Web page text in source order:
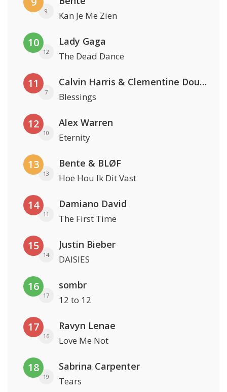
9 Kan Je Me Zien
10
12
Lady Gaga
The Dead Dance
11
7
Calvin Harris & Clementine Douglas
Blessings
12
10
Alex Warren
Eternity
13
13
Bente & BLØF
Hoe Hou Ik Dit Vast
14
11
Damiano David
The First Time
15
14
Justin Bieber
DAISIES
16
17
sombr
12 to 12
17
16
Ravyn Lenae
Love Me Not
18
19
Sabrina Carpenter
Tears